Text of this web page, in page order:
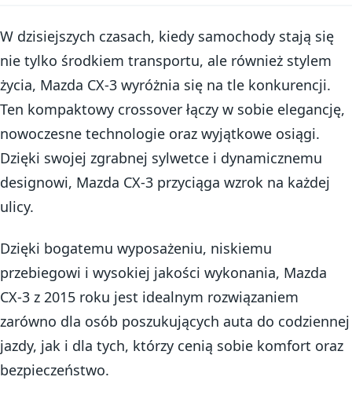
W dzisiejszych czasach, kiedy samochody stają się
nie tylko środkiem transportu, ale również stylem
życia, Mazda CX-3 wyróżnia się na tle konkurencji.
Ten kompaktowy crossover łączy w sobie elegancję,
nowoczesne technologie oraz wyjątkowe osiągi.
Dzięki swojej zgrabnej sylwetce i dynamicznemu
designowi, Mazda CX-3 przyciąga wzrok na każdej
ulicy.
Dzięki bogatemu wyposażeniu, niskiemu
przebiegowi i wysokiej jakości wykonania, Mazda
CX-3 z 2015 roku jest idealnym rozwiązaniem
zarówno dla osób poszukujących auta do codziennej
jazdy, jak i dla tych, którzy cenią sobie komfort oraz
bezpieczeństwo.